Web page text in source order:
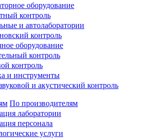
оборудование
контроль
и автолаборатории
контроль
оборудование
контроль
контроль
и инструменты
и акустический контроль
По производителям
лаборатории
персонала
услуги